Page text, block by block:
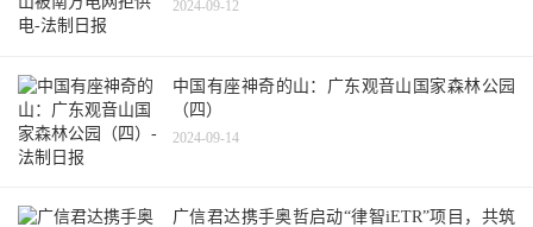
2024-09-12
中国有座神奇的山：广东观音山国家森林公园
（四）
2024-09-14
广信君达携手奥哲启动“律智iETR”项目，共筑